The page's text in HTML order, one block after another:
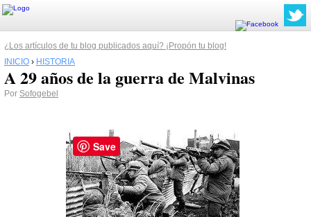
¿Los artículos de tu blog publicados aquí? ¡Propón tu blog!
INICIO › HISTORIA
A 29 años de la guerra de Malvinas
Por Sofogebel
Save